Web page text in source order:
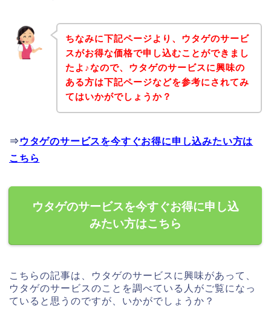
ちなみに下記ページより、ウタゲのサービ
スがお得な価格で申し込むことができまし
たよ♪なので、ウタゲのサービスに興味の
ある方は下記ページなどを参考にされてみ
てはいかがでしょうか？
⇒ ウタゲのサービスを今すぐお得に申し込みたい方は
こちら
ウタゲのサービスを今すぐお得に申し込
みたい方はこちら
こちらの記事は、ウタゲのサービスに興味があって、
ウタゲのサービスのことを調べている人がご覧になっ
ていると思うのですが、いかがでしょうか？